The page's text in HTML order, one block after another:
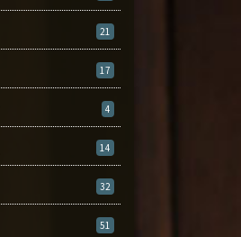
21
17
4
14
32
51